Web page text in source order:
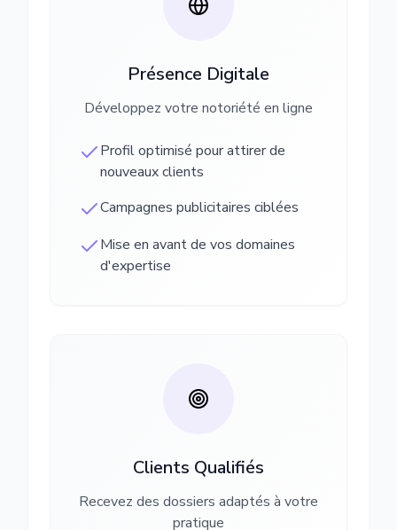
Présence Digitale
Développez votre notoriété en ligne
Profil optimisé pour attirer de
nouveaux clients
Campagnes publicitaires ciblées
Mise en avant de vos domaines
d'expertise
Clients Qualifiés
Recevez des dossiers adaptés à votre
pratique